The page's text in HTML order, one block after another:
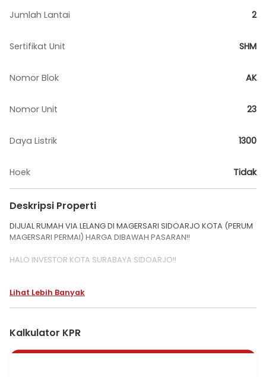
Jumlah Lantai 2
Sertifikat Unit SHM
Nomor Blok AK
Nomor Unit 23
Daya Listrik 1300
Hoek Tidak
Deskripsi Properti
DIJUAL RUMAH VIA LELANG DI MAGERSARI SIDOARJO KOTA (PERUM
MAGERSARI PERMAI) HARGA DIBAWAH PASARAN!!
HALO INVESTOR KOTA SURABAYA SIDOARJO!!
PERUMAHAN MAGERSARI PERMAI BLOK AK NO. 23
KEL. MAGERSARI, KEC. SIDOARJO
Lihat Lebih Banyak
Kalkulator KPR